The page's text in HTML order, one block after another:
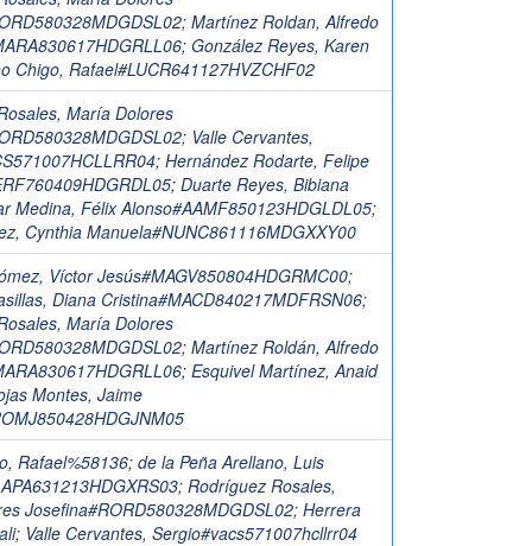
; Martínez Roldan, Alfredo
; González Reyes, Karen
Chigo, Rafael#LUCR641127HVZCHF02
María Dolores
; Valle Cervantes,
; Hernández Rodarte, Felipe
; Duarte Reyes, Bibiana
Medina, Félix Alonso#AAMF850123HDGLDL05;
Cynthia Manuela#NUNC861116MDGXXY00
Víctor Jesús#MAGV850804HDGRMC00;
Diana Cristina#MACD840217MDFRSN06;
María Dolores
; Martínez Roldán, Alfredo
; Esquivel Martínez, Anaid
Montes, Jaime
Rafael%58136; de la Peña Arellano, Luis
; Rodríguez Rosales,
Josefina#RORD580328MDGDSL02; Herrera
; Valle Cervantes, Sergio#vacs571007hcllrr04